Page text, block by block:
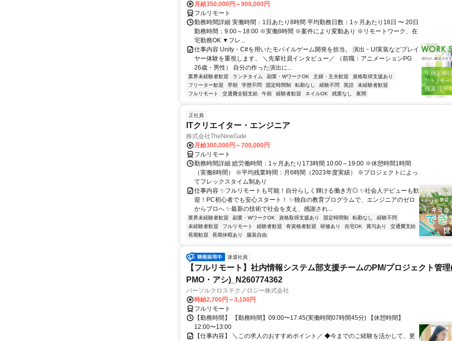
月給350,000円～900,000円
フルリモート
勤務時間詳細 実働時間：1日あたり8時間 平均勤務日数：1ヶ月あたり18日 〜 20日
勤務時間：9:00～18:00 ※実働8時間 ※案件により変動あり ※リモートワーク、在
宅勤務OK ▼フレ...
仕事内容 Unity・C#を用いたモバイルゲーム開発を担当。 演出・UI実装などプレイ
ヤー体験を重視します。 ＼先輩社員インタビュー／ （前職：アニメーションPG
26歳・男性） 自分の作った演出に...
業界未経験者歓迎 ランチタイム 副業・WワークOK 主婦・主夫歓迎
資格取得支援あり
フリーター歓迎
早朝 学歴不問 固定時間制 転勤なし 経験不問 英語
未経験者歓迎
フルリモート
交通費全額支給 午前 経験者歓迎 ネイルOK 残業なし 夜間
正社員
ITクリエイター・エンジニア
株式会社TheNewGate
月給300,000円～700,000円
フルリモート
勤務時間詳細 総労働時間：1ヶ月あたり173時間 10:00～19:00 ※休憩時間1時間
（実働8時間） ※平均残業時間：月6時間（2023年度実績） ※プロジェクトによっ
てフレックスタイム制あり
仕事内容 ✨フルリモートも可能！自分らしく輝ける働き方◎ ✨社会人デビューも歓
迎！PC初心者でも安心スタート！ ✨独自の教育プログラムで、エンジニアのゼロ
からプロへ ✨最新の技術で社会を支え、感謝され...
業界未経験者歓迎 副業・WワークOK 資格取得支援あり 固定時間制 転勤なし
経験不問
未経験者歓迎
フルリモート 経験者歓迎 有資格者歓迎 研修あり 在宅OK 賞与あり
交通費支給
長期歓迎
長期休暇あり 服装自由
派遣社員
【フルリモート】社内情報システム部支援チームのPM/プロジェクト管
PMO・アシ)_N260774362
パーソルクロステクノロジー株式会社
時給2,700円～3,100円
フルリモート
【勤務時間】 【勤務時間】09:00〜17:45(実働時間07時間45分) 【休憩時間】
12:00〜13:00
【仕事内容】 ＼この求人のおすすめポイント／ ◆今までのご経験を活かして、更